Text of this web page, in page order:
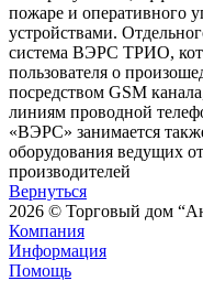
пожаре и оперативного
устройствами.
система ВЭРС ТРИО,
пользователя о
посредством GSM
линиям проводной
«ВЭРС» занимается
оборудования ведущих
производителей
Вернуться
2026 © Торговый дом
Компания
Информация
Помощь